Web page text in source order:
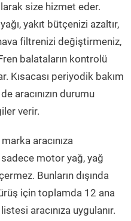
size hizmet eder.
yakıt bütçenizi azaltır,
filtrenizi değiştirmeniz,
balataların kontrolü
Kısacası periyodik bakım
aracınızın durumu
verir.
marka aracınıza
sadece motor yağ, yağ
Bunların dışında
için toplamda 12 ana
aracınıza uygulanır.